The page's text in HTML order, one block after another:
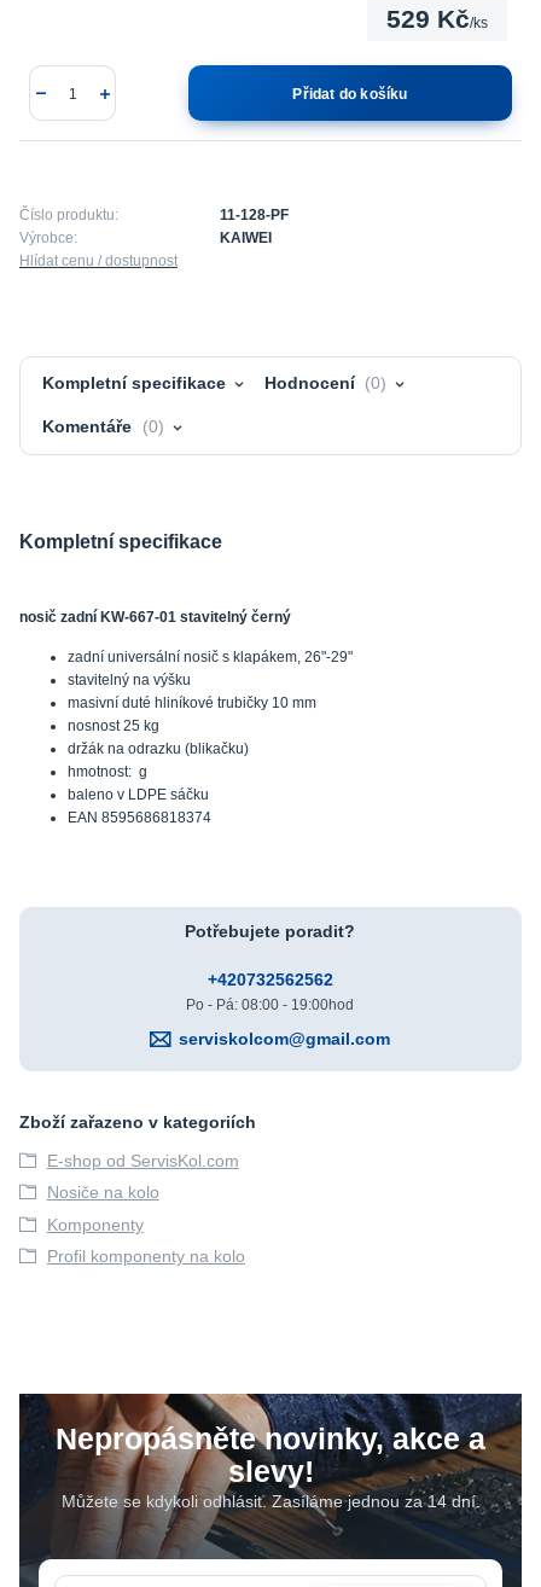
529 Kč/ks
Přidat do košíku
Číslo produktu:
11-128-PF
Výrobce:
KAIWEI
Hlídat cenu / dostupnost
Kompletní specifikace Hodnocení 0
Komentáře 0
Kompletní specifikace
nosič zadní KW-667-01 stavitelný černý
zadní universální nosič s klapákem, 26"-29"
stavitelný na výšku
masivní duté hliníkové trubičky 10 mm
nosnost 25 kg
držák na odrazku (blikačku)
hmotnost: g
baleno v LDPE sáčku
EAN 8595686818374
Potřebujete poradit?
+420732562562
Po - Pá: 08:00 - 19:00hod
serviskolcom@gmail.com
Zboží zařazeno v kategoriích
E-shop od ServisKol.com
Nosiče na kolo
Komponenty
Profil komponenty na kolo
Nepropásněte novinky, akce a
slevy!
Můžete se kdykoli odhlásit. Zasíláme jednou za 14 dní.